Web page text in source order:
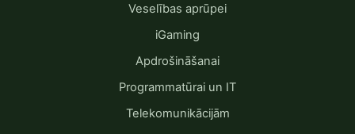
Veselības aprūpei
iGaming
Apdrošināšanai
Programmatūrai un IT
Telekomunikācijām